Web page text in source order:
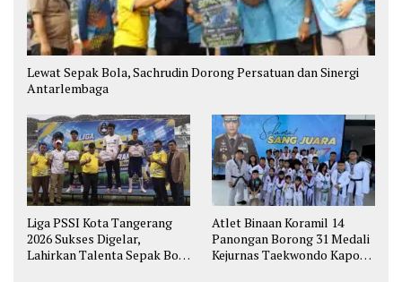
Lewat Sepak Bola, Sachrudin Dorong Persatuan dan Sinergi
Antarlembaga
Liga PSSI Kota Tangerang
2026 Sukses Digelar,
Lahirkan Talenta Sepak Bola
Atlet Binaan Koramil 14
Panongan Borong 31 Medali
Kejurnas Taekwondo Kapolri